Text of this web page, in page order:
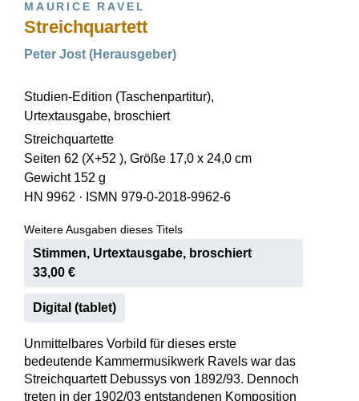
MAURICE RAVEL
Streichquartett
Peter Jost (Herausgeber)
Studien-Edition (Taschenpartitur),
Urtextausgabe, broschiert
Streichquartette
Seiten 62 (X+52 ), Größe 17,0 x 24,0 cm
Gewicht 152 g
HN 9962 · ISMN 979-0-2018-9962-6
Weitere Ausgaben dieses Titels
Stimmen, Urtextausgabe, broschiert
33,00 €
Digital (tablet)
Unmittelbares Vorbild für dieses erste
bedeutende Kammermusikwerk Ravels war das
Streichquartett Debussys von 1892/93. Dennoch
treten in der 1902/03 entstandenen Komposition